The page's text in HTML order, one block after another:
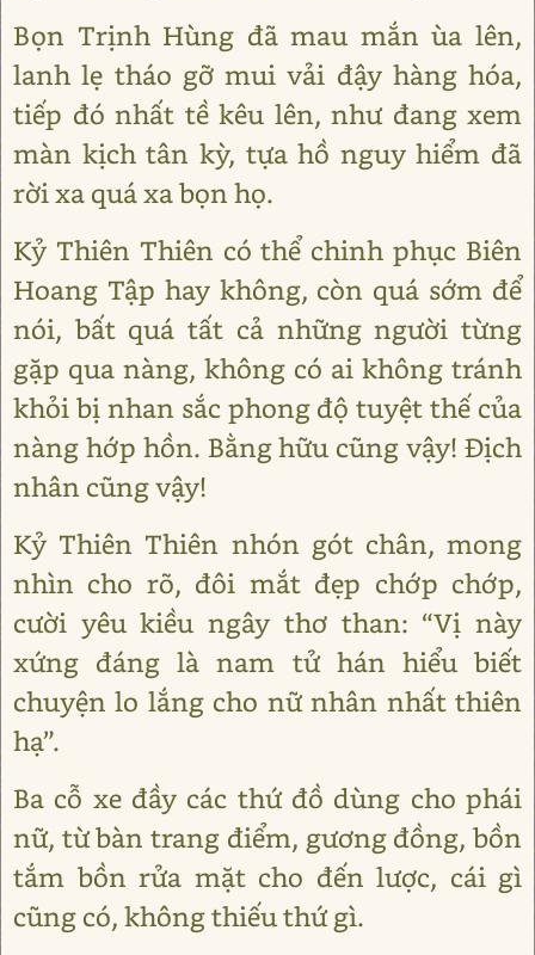
Bọn Trịnh Hùng đã mau mắn ùa lên,
lanh lẹ tháo gỡ mui vải đậy hàng hóa,
tiếp đó nhất tề kêu lên, như đang xem
màn kịch tân kỳ, tựa hồ nguy hiểm đã
rời xa quá xa bọn họ.
Kỷ Thiên Thiên có thể chinh phục Biên
Hoang Tập hay không, còn quá sớm để
nói, bất quá tất cả những người từng
gặp qua nàng, không có ai không tránh
khỏi bị nhan sắc phong độ tuyệt thế của
nàng hớp hồn. Bằng hữu cũng vậy! Địch
nhân cũng vậy!
Kỷ Thiên Thiên nhón gót chân, mong
nhìn cho rõ, đôi mắt đẹp chớp chớp,
cười yêu kiều ngây thơ than: “Vị này
xứng đáng là nam tử hán hiểu biết
chuyện lo lắng cho nữ nhân nhất thiên
hạ”.
Ba cỗ xe đầy các thứ đồ dùng cho phái
nữ, từ bàn trang điểm, gương đồng, bồn
tắm bồn rửa mặt cho đến lược, cái gì
cũng có, không thiếu thứ gì.